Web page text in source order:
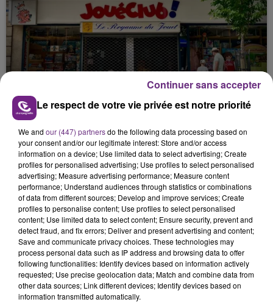
LE MAGASIN JOUÉCLUB DE REIMS FERME
SES PORTES
C'était l'une des institutions du centre-ville
rémois. Le magasin JouéClub est contraint de
fermer ses portes.
TITRES DIFFUSÉS
9h01
9h01 8h58
8h58
Le respect de votre vie privée est notre priorité
We and our (447) partnersdo the following data processing based on
your consent and/or our legitimate interest: Store and/or access
information on a device; Use limited data to select advertising; Create
profiles for personalised advertising; Use profiles to select personalised
advertising; Measure advertising performance; Measure content
performance; Understand audiences through statistics or combinations
of data from different sources; Develop and improve services; Create
profiles to personalise content; Use profiles to select personalised
content; Use limited data to select content; Ensure security, prevent and
detect fraud, and fix errors; Deliver and present advertising and content;
Save and communicate privacy choices. These technologies may
process personal data such as IP address and browsing data to offer
following functionalities: Identify devices based on information actively
requested; Use precise geolocation data; Match and combine data from
other data sources; Link different devices; Identify devices based on
information transmitted automatically.
Continuer sans accepter